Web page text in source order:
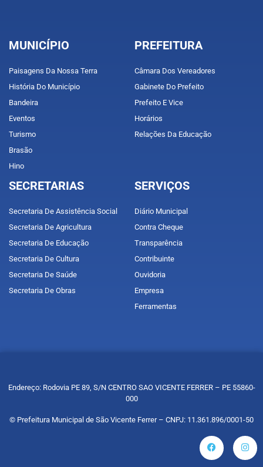
MUNICÍPIO
Paisagens Da Nossa Terra
História Do Município
Bandeira
Eventos
Turismo
Brasão
Hino
PREFEITURA
Câmara Dos Vereadores
Gabinete Do Prefeito
Prefeito E Vice
Horários
Relações Da Educação
SECRETARIAS
Secretaria De Assistência Social
Secretaria De Agricultura
Secretaria De Educação
Secretaria De Cultura
Secretaria De Saúde
Secretaria De Obras
SERVIÇOS
Diário Municipal
Contra Cheque
Transparência
Contribuinte
Ouvidoria
Empresa
Ferramentas
Endereço: Rodovia PE 89, S/N CENTRO SAO VICENTE FERRER – PE 55860-
000
© Prefeitura Municipal de São Vicente Ferrer – CNPJ: 11.361.896/0001-50